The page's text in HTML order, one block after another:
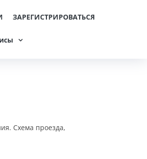
ЗАРЕГИСТРИРОВАТЬСЯ
Схема проезда,